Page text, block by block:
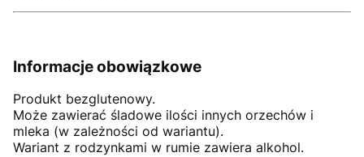
Informacje obowiązkowe
Produkt bezglutenowy.
Może zawierać śladowe ilości innych orzechów i
mleka (w zależności od wariantu).
Wariant z rodzynkami w rumie zawiera alkohol.